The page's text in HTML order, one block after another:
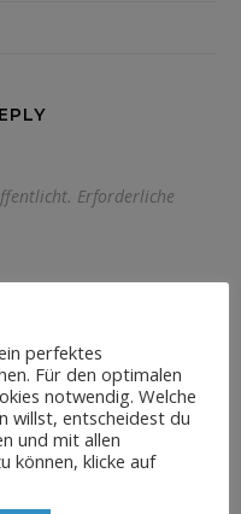
Erforderliche
perfektes
Für den optimalen
notwendig. Welche
willst, entscheidest du
und mit allen
können, klicke auf